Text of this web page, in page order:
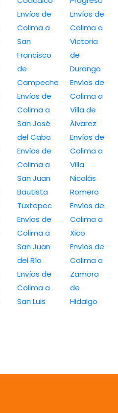
Envíos de
Colima a
San
Francisco
de
Campeche
Envíos de
Colima a
San José
del Cabo
Envíos de
Colima a
San Juan
Bautista
Tuxtepec
Envíos de
Colima a
San Juan
del Río
Envíos de
Colima a
San Luis
Envíos de
Colima a
Victoria
de
Durango
Envíos de
Colima a
Villa de
Álvarez
Envíos de
Colima a
Villa
Nicolás
Romero
Envíos de
Colima a
Xico
Envíos de
Colima a
Zamora
de
Hidalgo